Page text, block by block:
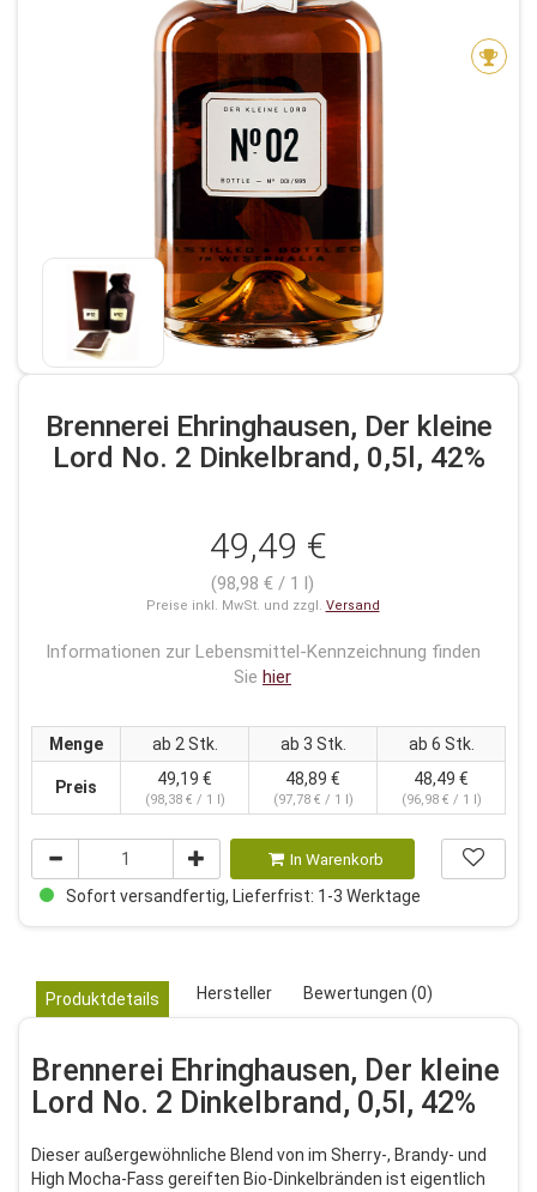
Brennerei Ehringhausen, Der kleine
Lord No. 2 Dinkelbrand, 0,5l, 42%
49,49 €
(98,98 € / 1 l)
Preise inkl. MwSt. und zzgl. Versand
Informationen zur Lebensmittel-Kennzeichnung finden
Sie hier
Menge ab 2 Stk. ab 3 Stk. ab 6 Stk.
Preis 49,19 €
(98,38 € / 1 l)
48,89 €
(97,78 € / 1 l)
48,49 €
(96,98 € / 1 l)
In Warenkorb
Sofort versandfertig, Lieferfrist: 1-3 Werktage
Produktdetails Hersteller Bewertungen (0)
Brennerei Ehringhausen, Der kleine
Lord No. 2 Dinkelbrand, 0,5l, 42%
Dieser außergewöhnliche Blend von im Sherry-, Brandy- und
High Mocha-Fass gereiften Bio-Dinkelbränden ist eigentlich